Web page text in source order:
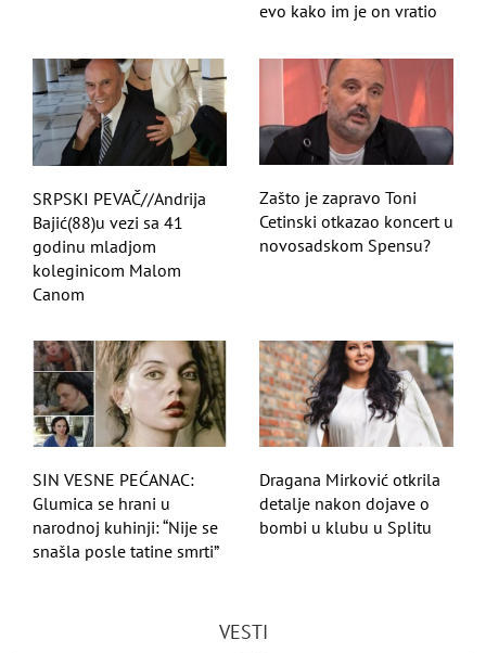
evo kako im je on vratio
SRPSKI PEVAČ//Andrija
Bajić(88)u vezi sa 41
godinu mladjom
koleginicom Malom
Canom
Zašto je zapravo Toni
Cetinski otkazao koncert u
novosadskom Spensu?
SIN VESNE PEĆANAC:
Glumica se hrani u
narodnoj kuhinji: “Nije se
snašla posle tatine smrti”
Dragana Mirković otkrila
detalje nakon dojave o
bombi u klubu u Splitu
VESTI